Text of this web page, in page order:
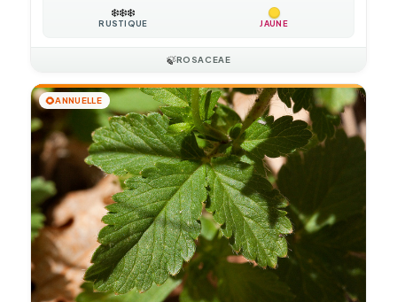
❄️❄️❄️
RUSTIQUE JAUNE
🍃ROSACEAE
🌻ANNUELLE